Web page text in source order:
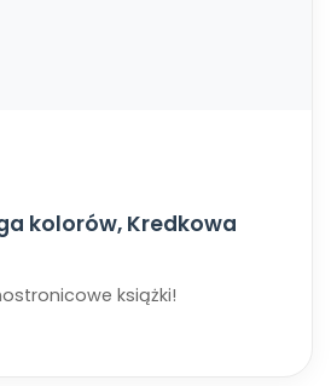
kolorów, Kredkowa
książki!